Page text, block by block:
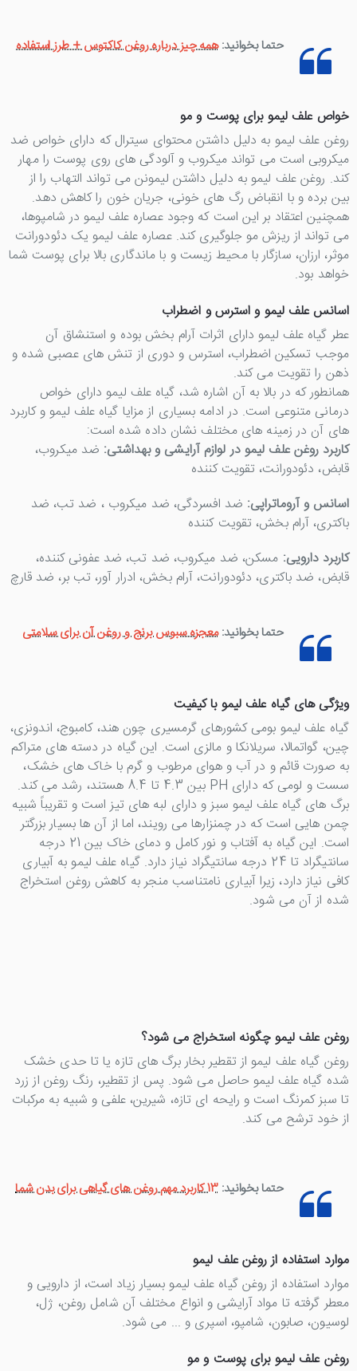
حتما بخوانید:همه چیز درباره روغن کاکتوس + طرز استفاده
خواص علف لیمو برای پوست و مو
روغن علف لیمو به دلیل داشتن محتوای سیترال که دارای خواص ضد
میکروبی است می تواند میکروب و آلودگی های روی پوست را مهار
کند. روغن علف لیمو به دلیل داشتن لیمونن می تواند التهاب را از
بین برده و با انقباض رگ های خونی، جریان خون را کاهش دهد.
همچنین اعتقاد بر این است که وجود عصاره علف لیمو در شامپوها،
می تواند از ریزش مو جلوگیری کند. عصاره علف لیمو یک دئودورانت
موثر، ارزان، سازگار با محیط زیست و با ماندگاری بالا برای پوست شما
خواهد بود.
اسانس علف لیمو و استرس و اضطراب
عطر گیاه علف لیمو دارای اثرات آرام بخش بوده و استنشاق آن
موجب تسکین اضطراب، استرس و دوری از تنش های عصبی شده و
ذهن را تقویت می کند.
همانطور که در بالا به آن اشاره شد، گیاه علف لیمو دارای خواص
درمانی متنوعی است. در ادامه بسیاری از مزایا گیاه علف لیمو و کاربرد
های آن در زمینه های مختلف نشان داده شده است:
کاربرد روغن علف لیمو در لوازم آرایشی و بهداشتی: ضد میکروب،
قابض، دئودورانت، تقویت کننده
اسانس و آروماتراپی: ضد افسردگی، ضد میکروب ، ضد تب، ضد
باکتری، آرام بخش، تقویت کننده
کاربرد دارویی: مسکن، ضد میکروب، ضد تب، ضد عفونی کننده،
قابض، ضد باکتری، دئودورانت، آرام بخش، ادرار آور، تب بر، ضد قارچ
حتما بخوانید:معجزه سبوس برنج و روغن آن برای سلامتی
ویژگی های گیاه علف لیمو با کیفیت
گیاه علف لیمو بومی کشورهای گرمسیری چون هند، کامبوج، اندونزی،
چین، گواتمالا، سریلانکا و مالزی است. این گیاه در دسته های متراکم
به صورت قائم و در آب و هوای مرطوب و گرم با خاک های خشک،
سست و لومی که دارای PH بین 4.3 تا 8.4 هستند، رشد می کند.
برگ های گیاه علف لیمو سبز و دارای لبه های تیز است و تقریباً شبیه
چمن هایی است که در چمنزارها می رویند، اما از آن ها بسیار بزرگتر
است. این گیاه به آفتاب و نور کامل و دمای خاک بین 21 درجه
سانتیگراد تا 24 درجه سانتیگراد نیاز دارد. گیاه علف لیمو به آبیاری
کافی نیاز دارد، زیرا آبیاری نامتناسب منجر به کاهش روغن استخراج
شده از آن می شود.
روغن علف لیمو چگونه استخراج می شود؟
روغن گیاه علف لیمو از تقطیر بخار برگ های تازه یا تا حدی خشک
شده گیاه علف لیمو حاصل می شود. پس از تقطیر، رنگ روغن از زرد
تا سبز کمرنگ است و رایحه ای تازه، شیرین، علفی و شبیه به مرکبات
از خود ترشح می کند.
حتما بخوانید: 13 کاربرد مهم روغن های گیاهی برای بدن شما
موارد استفاده از روغن علف لیمو
موارد استفاده از روغن گیاه علف لیمو بسیار زیاد است، از دارویی و
معطر گرفته تا مواد آرایشی و انواع مختلف آن شامل روغن، ژل،
لوسیون، صابون، شامپو، اسپری و ... می شود.
روغن علف لیمو برای پوست و مو